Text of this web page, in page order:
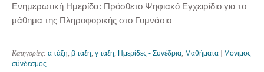
Ενημερωτική Ημερίδα: Πρόσθετο Ψηφιακό Εγχειρίδιο για το
μάθημα της Πληροφορικής στο Γυμνάσιο
Κατηγορίες: α τάξη β τάξη γ τάξη Ημερίδες - Συνέδρια Μαθήματα | Μόνιμος
σύνδεσμος